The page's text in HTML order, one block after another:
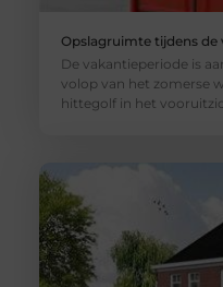
Opslagruimte tijdens de
De vakantieperiode is
volop van het zomerse
hittegolf in het